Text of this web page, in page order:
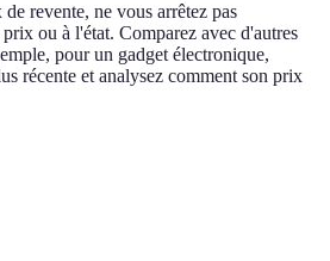
revente, ne vous arrêtez pas
ou à l'état. Comparez avec d'autres
pour un gadget électronique,
récente et analysez comment son prix